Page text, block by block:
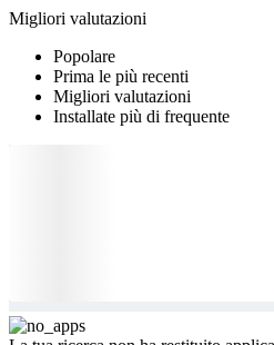
Migliori valutazioni
Popolare
Prima le più recenti
Migliori valutazioni
Installate più di frequente